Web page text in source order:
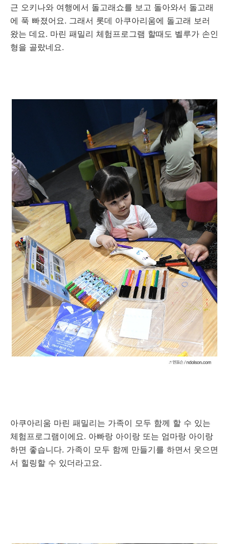
근 오키나와 여행에서 돌고래쇼를 보고 돌아와서 돌고래
에 푹 빠졌어요. 그래서 롯데 아쿠아리움에 돌고래 보러
왔는 데요. 마린 패밀리 체험프로그램 할때도 벨루가 손인
형을 골랐네요.
아쿠아리움 마린 패밀리는 가족이 모두 함께 할 수 있는
체험프로그램이에요. 아빠랑 아이랑 또는 엄마랑 아이랑
하면 좋습니다. 가족이 모두 함께 만들기를 하면서 웃으면
서 힐링할 수 있더라고요.